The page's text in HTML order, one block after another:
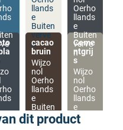
llands
e
Buiten
verve
n
Oerho
llands
e
Buiten
verve
n
cacao
bruin
Wijzo
nol
Oerho
llands
e
Buiten
verve
n
Ceme
ntgrij
s
Wijzo
nol
Oerho
llands
e
Buiten
verve
dit product